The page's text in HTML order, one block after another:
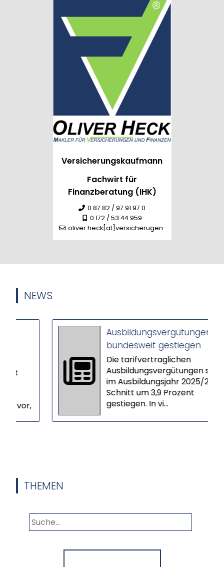
Versicherungskaufmann
Fachwirt für
Finanzberatung (IHK)
0 87 82 / 97 91 97 0
0 172 / 53 44 959
oliver.heck[at]versicherugen-heck.de
NEWS
Ausbildungsvergütungen
bundesweit gestiegen
Die tarifvertraglichen
Ausbildungsvergütungen sind
im Ausbildungsjahr 2025/26 im
Schnitt um 3,9 Prozent
gestiegen. In vi...
THEMEN